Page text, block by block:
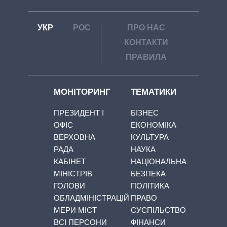
УКР РОС
ПРО НАС
КОНТАКТИ
ПРАВИЛА
МОНІТОРИНГ
ПРЕЗИДЕНТ І
ОФІС
ВЕРХОВНА
РАДА
КАБІНЕТ
МІНІСТРІВ
ГОЛОВИ
ОБЛАДМІНІСТРАЦІЙ
МЕРИ МІСТ
ВСІ ПЕРСОНИ
ТЕМАТИКИ
БІЗНЕС
ЕКОНОМІКА
КУЛЬТУРА
НАУКА
НАЦІОНАЛЬНА
БЕЗПЕКА
ПОЛІТИКА
ПРАВО
СУСПІЛЬСТВО
ФІНАНСИ